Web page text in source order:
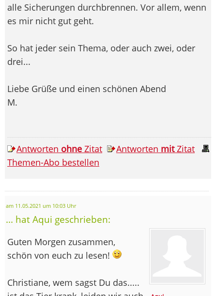
alle Sicherungen durchbrennen. Vor allem, wenn
es mir nicht gut geht.
So hat jeder sein Thema, oder auch zwei, oder
drei...
Liebe Grüße und einen schönen Abend
M.
Antworten ohne Zitat Antworten mitZitat
Themen-Abo bestellen
am 11.05.2021 um 10:03 Uhr
... hat Aqui geschrieben:
Guten Morgen zusammen,
schön von euch zu lesen!
Christiane, wem sagst Du das.....